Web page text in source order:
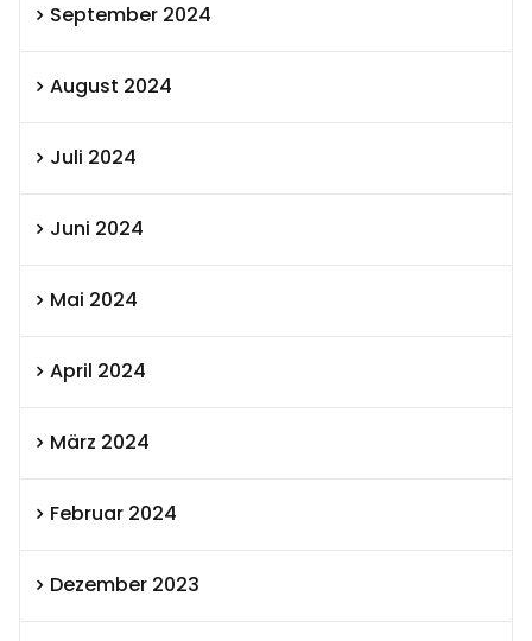
September 2024
August 2024
Juli 2024
Juni 2024
Mai 2024
April 2024
März 2024
Februar 2024
Dezember 2023